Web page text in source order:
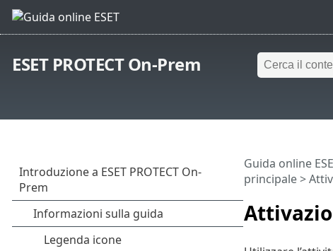
ESET PROTECT On-Prem
Guida online
principale>